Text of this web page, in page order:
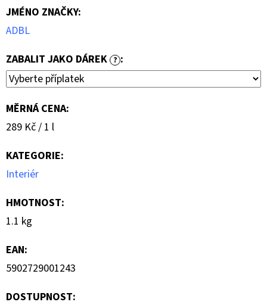
JMÉNO ZNAČKY:
ADBL
ZABALIT JAKO DÁREK ? :
MĚRNÁ CENA:
Měrná
289 Kč / 1 l
KATEGORIE:
Interiér
HMOTNOST:
1.1 kg
EAN:
5902729001243
DOSTUPNOST: